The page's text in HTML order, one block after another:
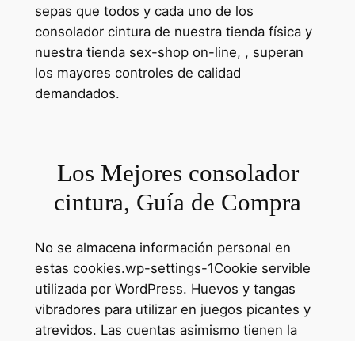
sepas que todos y cada uno de los
consolador cintura de nuestra tienda física y
nuestra tienda sex-shop on-line, , superan
los mayores controles de calidad
demandados.
Los Mejores consolador
cintura, Guía de Compra
No se almacena información personal en
estas cookies.wp-settings-1Cookie servible
utilizada por WordPress. Huevos y tangas
vibradores para utilizar en juegos picantes y
atrevidos. Las cuentas asimismo tienen la